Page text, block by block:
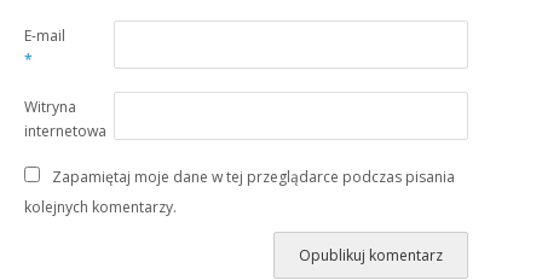
E-mail
*
Witryna
internetowa
Zapamiętaj moje dane w tej przeglądarce podczas pisania
kolejnych komentarzy.